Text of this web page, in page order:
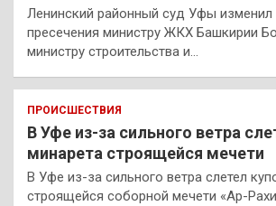
Ленинский районный суд Уфы изменил
пресечения министру ЖКХ Башкирии
министру строительства и…
ПРОИСШЕСТВИЯ
В Уфе из-за сильного ветра
минарета строящейся мечети
В Уфе из-за сильного ветра слетел
строящейся соборной мечети «Ар-